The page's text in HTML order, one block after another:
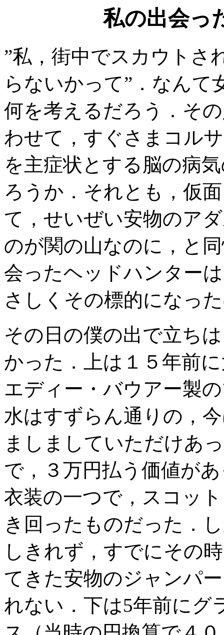
私の出会っ
”私，街中でスカウトさ
らないかって”．なんて
何を考えるだろう．そ
わせて，すぐさまコル
を主症状とする脳の病
ろうか．それとも，仮
て，せいぜい安物のア
のが関の山なのに，と
会ったヘッドハンター
さしくその標的になっ
その日の僕の出で立ち
かった．上は１５年前
エディー・バウアー製
水はすずらん通りの，
ましましていただけあ
で，３万円払う価値が
衣装の一つで，スコッ
き回ったものだった．
しきれず，すでにその
てきた安物のジャンパ
れない．下は5年前にグ